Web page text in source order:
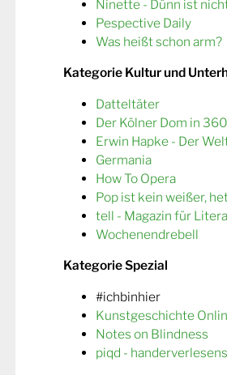
Ninette - Dünn ist
Pespective Daily
Was heißt schon arm?
Kategorie Kultur und
Datteltäter
Der Kölner Dom in
Erwin Hapke - Der
Germania
How To Opera
Pop ist kein weißer,
tell - Magazin für
Wochenendrebell
Kategorie Spezial
#ichbinhier
Kunstgeschichte
Notes on Blindness
piqd -